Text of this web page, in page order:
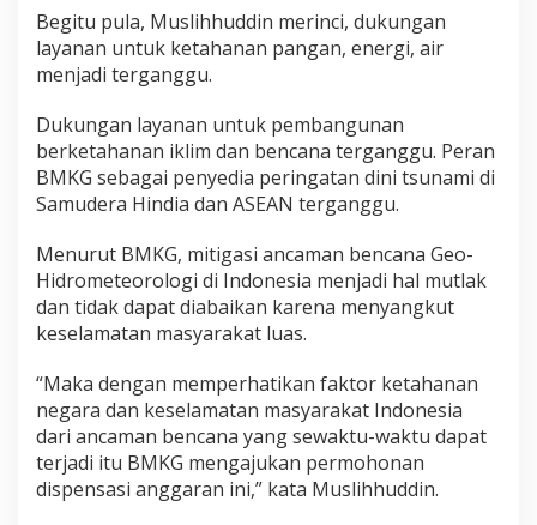
Begitu pula, Muslihhuddin merinci, dukungan
layanan untuk ketahanan pangan, energi, air
menjadi terganggu.
Dukungan layanan untuk pembangunan
berketahanan iklim dan bencana terganggu. Peran
BMKG sebagai penyedia peringatan dini tsunami di
Samudera Hindia dan ASEAN terganggu.
Menurut BMKG, mitigasi ancaman bencana Geo-
Hidrometeorologi di Indonesia menjadi hal mutlak
dan tidak dapat diabaikan karena menyangkut
keselamatan masyarakat luas.
“Maka dengan memperhatikan faktor ketahanan
negara dan keselamatan masyarakat Indonesia
dari ancaman bencana yang sewaktu-waktu dapat
terjadi itu BMKG mengajukan permohonan
dispensasi anggaran ini,” kata Muslihhuddin.